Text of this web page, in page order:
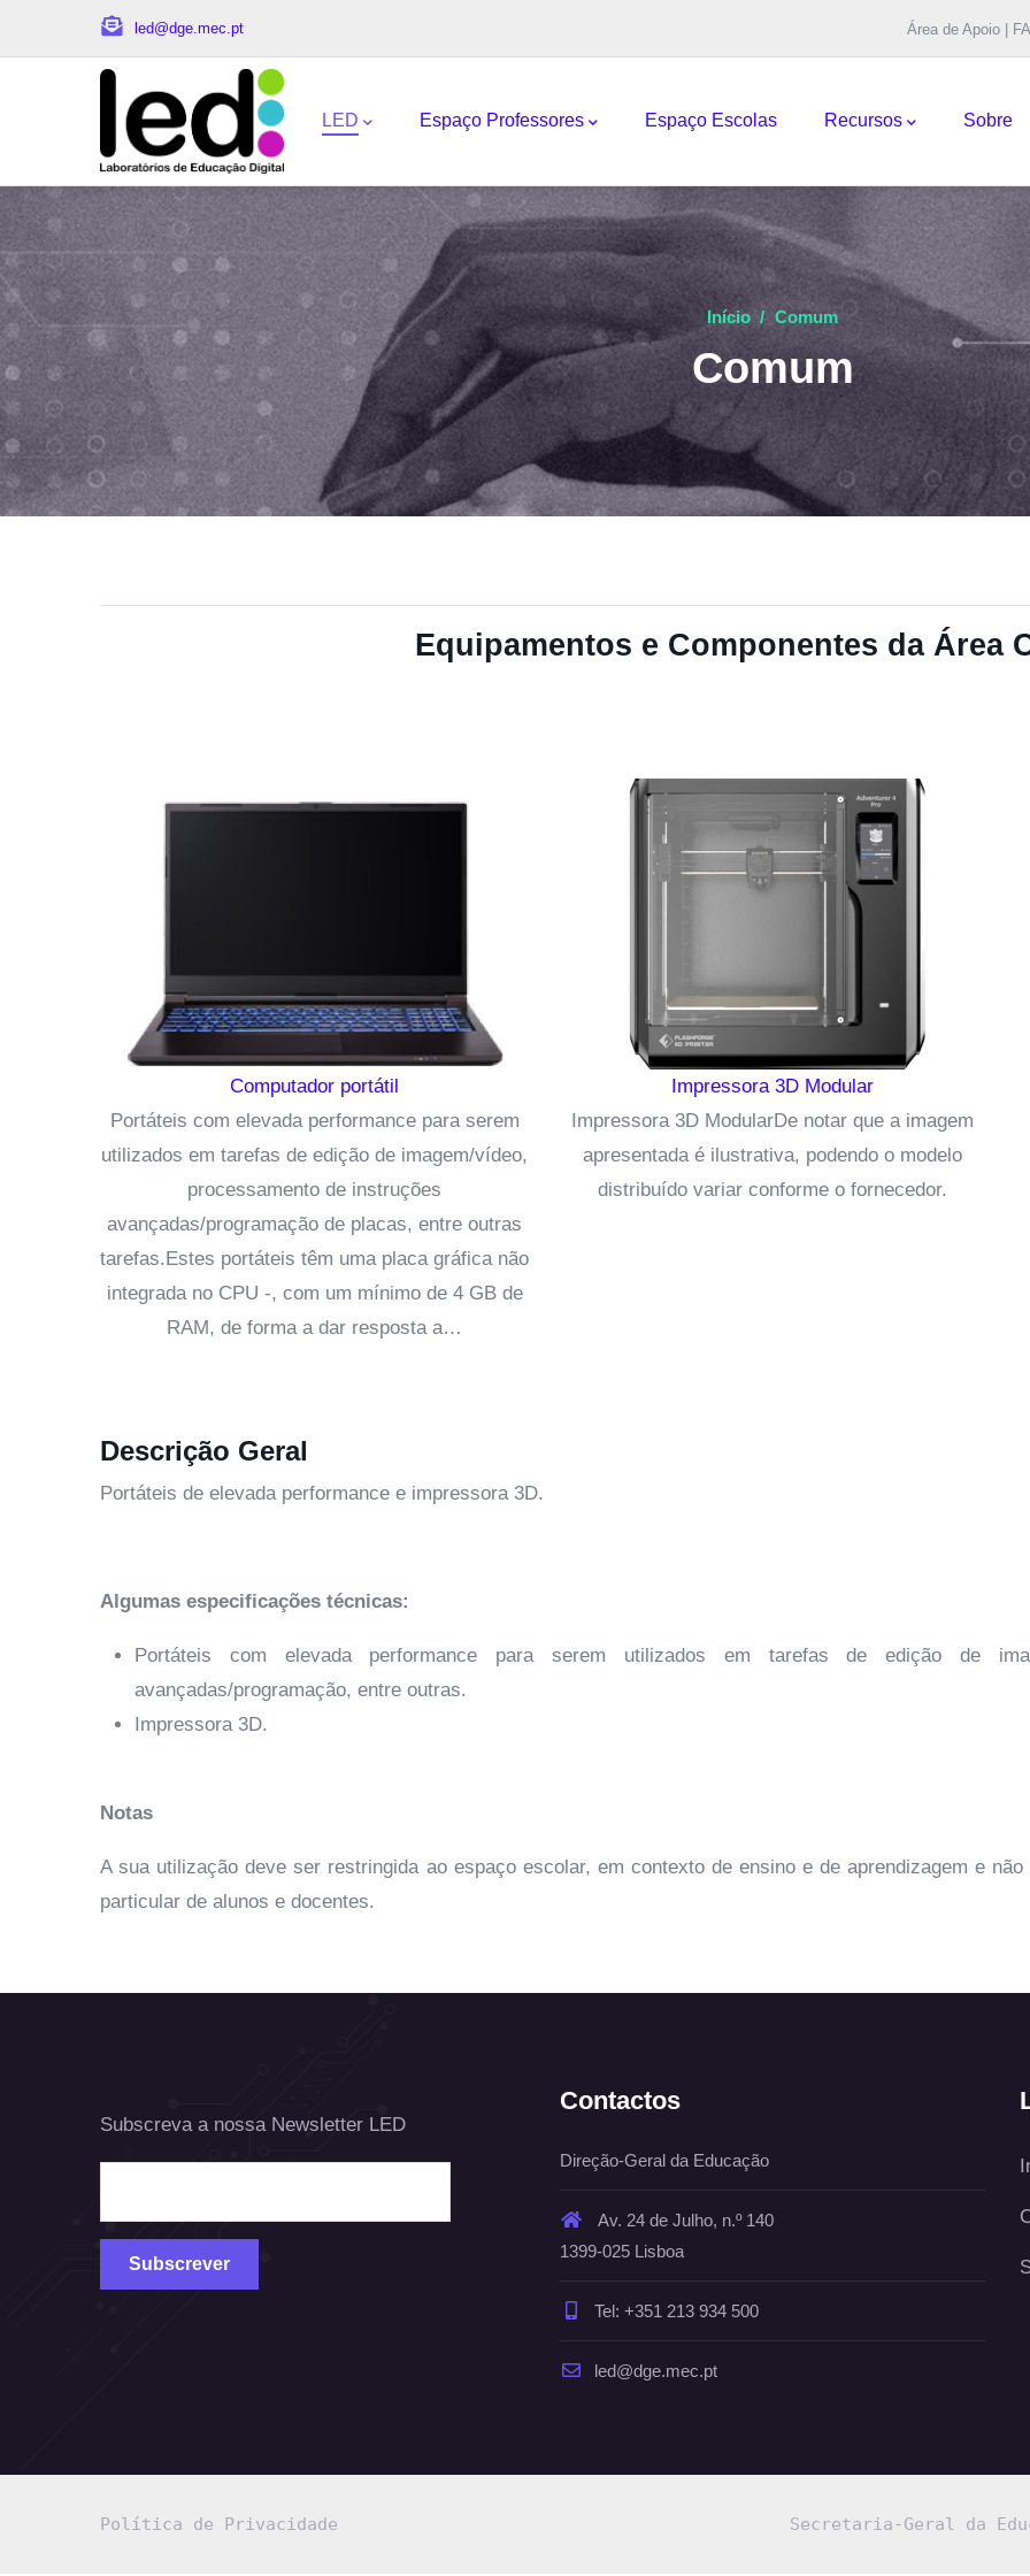
Passar para o conteúdo principal
led@dge.mec.pt Área de Apoio |
LED Espaço Professores Espaço Escolas Recursos Sobre
Início / Comum
Comum
Equipamentos e Componentes da Área
Computador portátil
Portáteis com elevada performance para serem
utilizados em tarefas de edição de imagem/vídeo,
processamento de instruções
avançadas/programação de placas, entre outras
tarefas.Estes portáteis têm uma placa gráfica não
integrada no CPU -, com um mínimo de 4 GB de
RAM, de forma a dar resposta a…
Impressora 3D Modular
Impressora 3D ModularDe notar que a imagem
apresentada é ilustrativa, podendo o modelo
distribuído variar conforme o fornecedor.
Descrição Geral
Portáteis de elevada performance e impressora 3D.
Algumas especificações técnicas:
Portáteis com elevada performance para serem utilizados em tarefas de edição de
avançadas/programação, entre outras.
Impressora 3D.
Notas
A sua utilização deve ser restringida ao espaço escolar, em contexto de ensino e de aprendizagem e
particular de alunos e docentes.
Subscreva a nossa Newsletter LED
Contactos
Direção-Geral da Educação
Av. 24 de Julho, n.º 140
1399-025 Lisboa
Tel: +351 213 934 500
led@dge.mec.pt
Política de Privacidade Secretaria-Geral da